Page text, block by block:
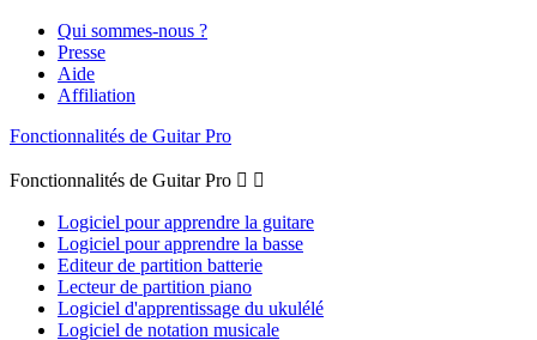
Qui sommes-nous ?
Presse
Aide
Affiliation
Fonctionnalités de Guitar Pro
Fonctionnalités de Guitar Pro  
Logiciel pour apprendre la guitare
Logiciel pour apprendre la basse
Editeur de partition batterie
Lecteur de partition piano
Logiciel d'apprentissage du ukulélé
Logiciel de notation musicale